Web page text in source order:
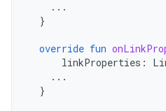
...
}
override fun
linkProperties :
...
}